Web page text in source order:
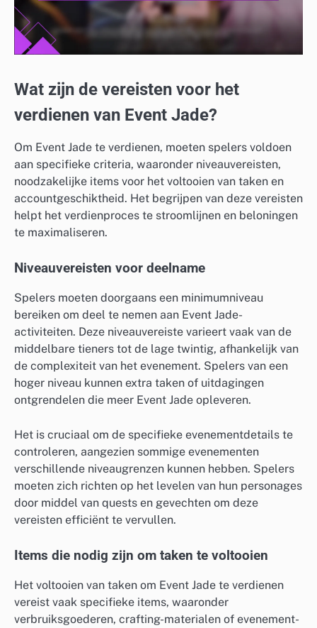
Wat zijn de vereisten voor het
verdienen van Event Jade?
Om Event Jade te verdienen, moeten spelers voldoen
aan specifieke criteria, waaronder niveauvereisten,
noodzakelijke items voor het voltooien van taken en
accountgeschiktheid. Het begrijpen van deze vereisten
helpt het verdienproces te stroomlijnen en beloningen
te maximaliseren.
Niveauvereisten voor deelname
Spelers moeten doorgaans een minimumniveau
bereiken om deel te nemen aan Event Jade-
activiteiten. Deze niveauvereiste varieert vaak van de
middelbare tieners tot de lage twintig, afhankelijk van
de complexiteit van het evenement. Spelers van een
hoger niveau kunnen extra taken of uitdagingen
ontgrendelen die meer Event Jade opleveren.
Het is cruciaal om de specifieke evenementdetails te
controleren, aangezien sommige evenementen
verschillende niveaugrenzen kunnen hebben. Spelers
moeten zich richten op het levelen van hun personages
door middel van quests en gevechten om deze
vereisten efficiënt te vervullen.
Items die nodig zijn om taken te voltooien
Het voltooien van taken om Event Jade te verdienen
vereist vaak specifieke items, waaronder
verbruiksgoederen, crafting-materialen of evenement-